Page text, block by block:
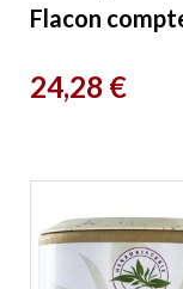
Flacon
Herbalgem
Prix
24,28 €